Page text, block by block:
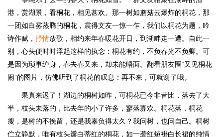
港，赏湖景，看桐花，相见甚欢。那一树如蘑菇云爆炸的桐花，那
一团如白雾蒸腾的桐花，震得文友一惊一乍，我们以桐花为题，吟
诗作赋， 抒情放歌，相约来年春暖花开日，到湖畔走一遭。自此一
别，心头便时时浮起这样的执念：桐花有约，不负春光不负卿。可
是因为琐事缠身，春去春又来，却未能晤面。翻看朋友圈“又见桐花
闹”的图片，仿佛听到了桐花的叹息：再不来，可就谢了哦。
果真来迟了！湖边的桐树如昨，可桐花已今非昔比，落去了大
半，枝头未落的，比去年的小了许多，寥落寡欢。桐花落，桐花
瘦，是树的不挽留，还是我辜负得太久？我问树，也问自己。桐树
伫立静默，唯有枝头瓣白蒂红的桐花，如一袭红短褂白长裙的纯情